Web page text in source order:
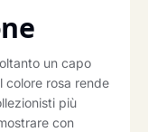
un capo
colore rosa rende
più
con